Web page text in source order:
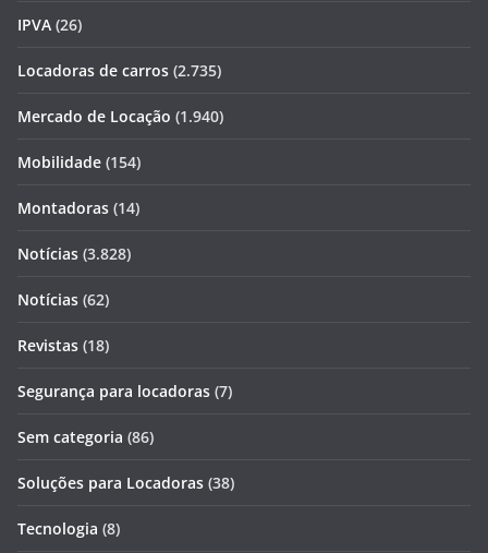
IPVA (26)
Locadoras de carros (2.735)
Mercado de Locação (1.940)
Mobilidade (154)
Montadoras (14)
Notícias (3.828)
Notícias (62)
Revistas (18)
Segurança para locadoras (7)
Sem categoria (86)
Soluções para Locadoras (38)
Tecnologia (8)